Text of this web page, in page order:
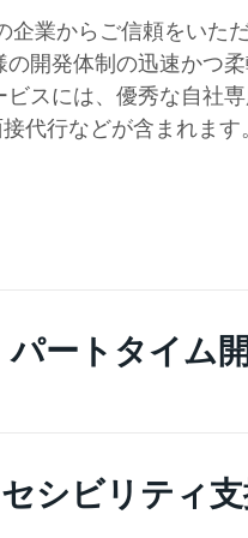
業からご信頼をいた
開発体制の迅速かつ
スには、優秀な自社
代行などが含まれます。
パートタイム
シビリティ